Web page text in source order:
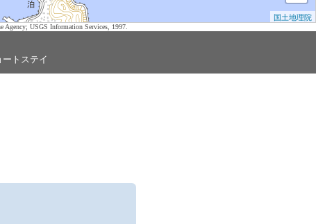
国土地理院
USGS Information Services, 1997.
ートステイ